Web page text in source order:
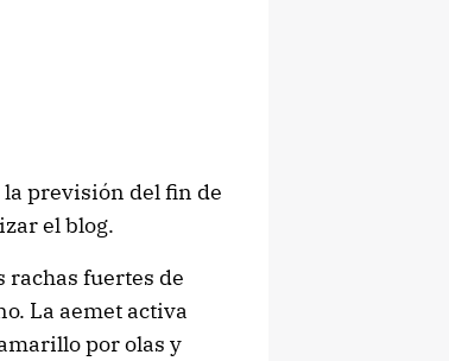
la previsión del fin de
el blog.
rachas fuertes de
La aemet activa
por olas y